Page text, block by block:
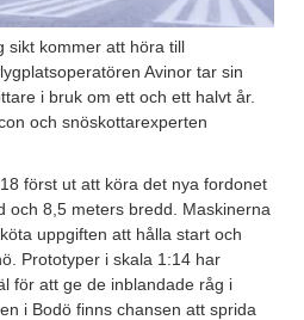
sikt kommer att höra till
Avinor tar sin
i bruk om ett och ett halvt år.
och snöskottarexperten
först ut att köra det nya fordonet
och 8,5 meters bredd. Maskinerna
uppgiften att hålla start och
Prototyper i skala 1:14 har
för att ge de inblandade råg i
i Bodö finns chansen att sprida